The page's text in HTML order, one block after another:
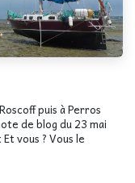
puis à Perros
de blog du 23 mai
vous ? Vous le